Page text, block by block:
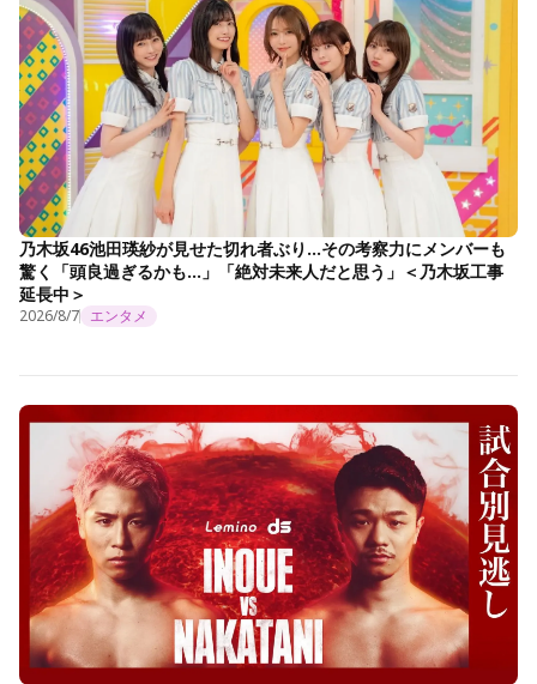
乃木坂46池田瑛紗が見せた切れ者ぶり…その考察力にメンバーも
驚く「頭良過ぎるかも…」「絶対未来人だと思う」＜乃木坂工事
延長中＞
2026/8/7 エンタメ